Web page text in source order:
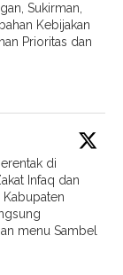
Sukirman,
Kebijakan
Prioritas dan
di
Infaq dan
menu Sambel